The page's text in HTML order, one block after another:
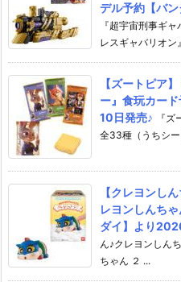
デル予約【バ
『超宇宙刑事ギ
レスギャバリオン
【ズートピア
ー』食玩カー
10日発売♪
『
全33種（うちシ
【クレヨンし
レヨンしんち
ダイ】より
ん♪クレヨンしん
ちゃん ２ ...